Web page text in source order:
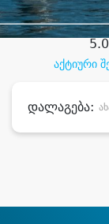
აქტიური
5.0
დალაგება: